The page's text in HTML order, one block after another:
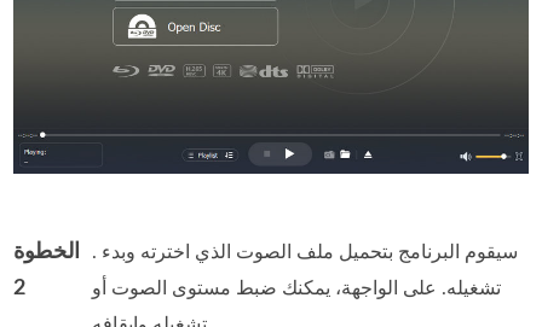
الخطوة
2
. سيقوم البرنامج بتحميل ملف الصوت الذي اخترته وبدء
تشغيله. على الواجهة، يمكنك ضبط مستوى الصوت أو